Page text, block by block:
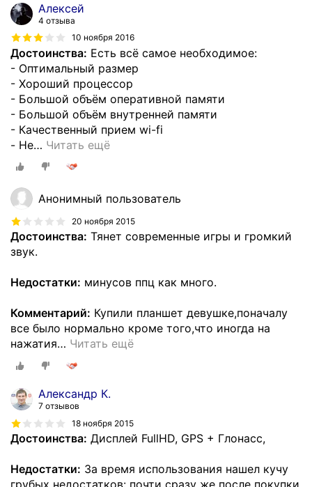
Алексей
4 отзыва
10 ноября 2016
Достоинства: Есть всё самое необходимое:
- Оптимальный размер
- Хороший процессор
- Большой объём оперативной памяти
- Большой объём внутренней памяти
- Качественный прием wi-fi
- Не… Читать ещё
Анонимный пользователь
20 ноября 2015
Достоинства: Тянет современные игры и громкий
звук.
Недостатки: минусов ппц как много.
Комментарий: Купили планшет девушке,поначалу
все было нормально кроме того,что иногда на
нажатия… Читать ещё
Александр К.
7 отзывов
18 ноября 2015
Достоинства: Дисплей FullHD, GPS + Глонасс,
Недостатки: За время использования нашел кучу
грубых недостатков: почти сразу же после покупки